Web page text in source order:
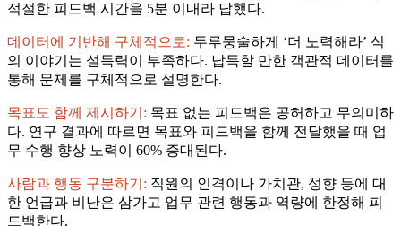
적절한 피드백 시간을 5분 이내라 답했다.
데이터에 기반해 구체적으로: 두루뭉술하게 ‘더 노력해라’ 식
의 이야기는 설득력이 부족하다. 납득할 만한 객관적 데이터를
통해 문제를 구체적으로 설명한다.
목표도 함께 제시하기: 목표 없는 피드백은 공허하고 무의미하
다. 연구 결과에 따르면 목표와 피드백을 함께 전달했을 때 업
무 수행 향상 노력이 60% 증대된다.
사람과 행동 구분하기: 직원의 인격이나 가치관, 성향 등에 대
한 언급과 비난은 삼가고 업무 관련 행동과 역량에 한정해 피
드백한다.